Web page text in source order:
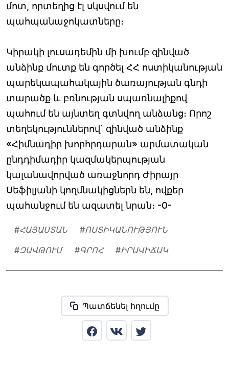
մոտ, որտեղից էլ սկսվում են
պահպանաջոկատները։
Կիրակի լուսադեմին մի խումբ զինված
անձինք մուտք են գործել ՀՀ ոստիկանության
պարեկապահակային ծառայության գնդի
տարածք և բռնության սպառնալիքով
պահում են այնտեղ գտնվող անձանց։ Որոշ
տեղեկություններով` զինված անձինք
«Հիմնադիր խորհրդարան» արմատական
ընդդիմադիր կազմակերպության
կալանավորված առաջնորդ Ժիրայր
Սեֆիլյանի կողմնակիցներն են, ովքեր
պահանջում են ազատել նրան։ -0-
#ՀԱՅԱՍՏԱՆ #ՈՍՏԻԿԱՆՈՒԹՅՈՒՆ
#ԶԱՎԹՈՒՄ #ԳՐՈՀ #ԻՐԱՎԻՃԱԿ
Պատճենել հղումը